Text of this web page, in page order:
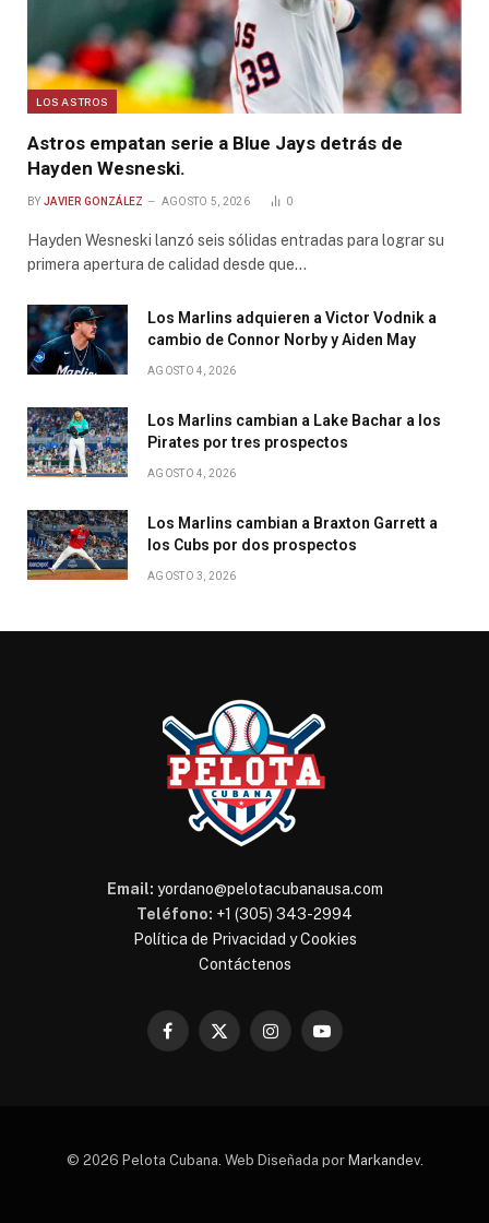
LOS ASTROS
Astros empatan serie a Blue Jays detrás de
Hayden Wesneski.
BY JAVIER GONZÁLEZ AGOSTO 5, 2026 0
Hayden Wesneski lanzó seis sólidas entradas para lograr su
primera apertura de calidad desde que…
Los Marlins adquieren a Victor Vodnik a
cambio de Connor Norby y Aiden May
AGOSTO 4, 2026
Los Marlins cambian a Lake Bachar a los
Pirates por tres prospectos
AGOSTO 4, 2026
Los Marlins cambian a Braxton Garrett a
los Cubs por dos prospectos
AGOSTO 3, 2026
Email: yordano@pelotacubanausa.com
Teléfono: +1 (305) 343-2994
Política de Privacidad y Cookies
Contáctenos
Facebook
X
InstagramYouTube
© 2026 Pelota Cubana. Web Diseñada por Markandev.